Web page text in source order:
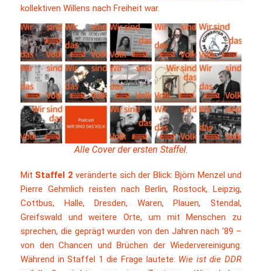
kollektiven Willens nach Freiheit war.
Alle Cover der ersten Staffel.
Mit Staffel 2 veränderte sich der Blick: Björn Menzel und
Pierre Gehmlich reisten nach Berlin, Rostock, Leipzig,
Cottbus, Halle, Dresden, Waren, Plauen, Stendal,
Greifswald und weitere Orte, um mit Menschen zu
sprechen, die geprägt wurden von den Jahren nach ’89 –
von den Chancen und Brüchen der Wiedervereinigung.
Während in Staffel 1 die Frage lautete: Wie ist die DDR